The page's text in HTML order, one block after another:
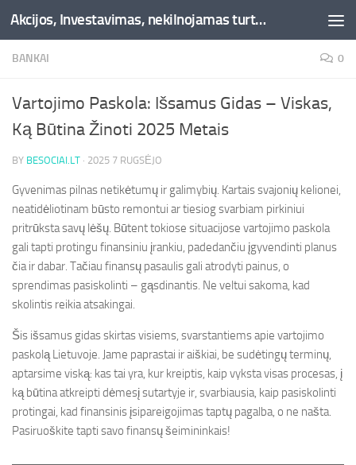
Skip to content Akcijos, Investavimas, nekilnojamas turtas, kriptovaliutos - Besociai.lt
BANKAI 0
Vartojimo Paskola: Išsamus Gidas – Viskas,
Ką Būtina Žinoti 2025 Metais
BY BESOCIAI.LT · 2025 7 RUGSĖJO
Gyvenimas pilnas netikėtumų ir galimybių. Kartais svajonių kelionei,
neatidėliotinam būsto remontui ar tiesiog svarbiam pirkiniui
pritrūksta savų lėšų. Būtent tokiose situacijose vartojimo paskola
gali tapti protingu finansiniu įrankiu, padedančiu įgyvendinti planus
čia ir dabar. Tačiau finansų pasaulis gali atrodyti painus, o
sprendimas pasiskolinti – gąsdinantis. Ne veltui sakoma, kad
skolintis reikia atsakingai.
Šis išsamus gidas skirtas visiems, svarstantiems apie vartojimo
paskolą Lietuvoje. Jame paprastai ir aiškiai, be sudėtingų terminų,
aptarsime viską: kas tai yra, kur kreiptis, kaip vyksta visas procesas, į
ką būtina atkreipti dėmesį sutartyje ir, svarbiausia, kaip pasiskolinti
protingai, kad finansinis įsipareigojimas taptų pagalba, o ne našta.
Pasiruoškite tapti savo finansų šeimininkais!